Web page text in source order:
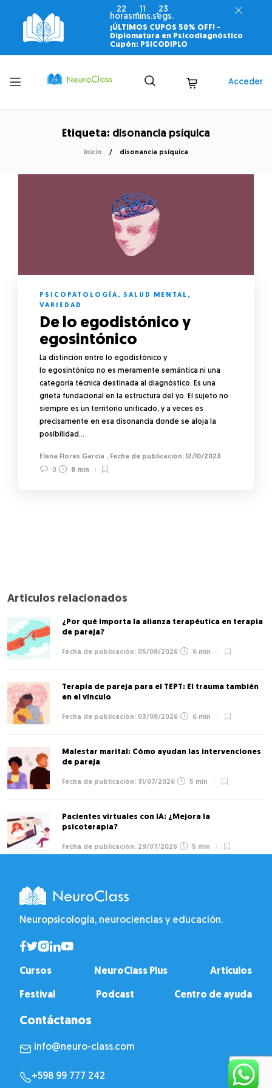
22
horas
11
mins.
23
segs.
¡ÚLTIMOS CUPOS 50% OFF! -
Diplomatura en Psicodiagnóstico
Cupón: PSICODIPLO
Toggle
menu
Acceder
Etiqueta: disonancia psíquica
Inicio disonancia psíquica
PSICOPATOLOGÍA, SALUD MENTAL ,
VARIEDAD
De lo egodistónico y
egosintónico
La distinción entre lo egodistónico y
lo egosintónico no es meramente semántica ni una
categoría técnica destinada al diagnóstico. Es una
grieta fundacional en la estructura del yo. El sujeto no
siempre es un territorio unificado, y a veces es
precisamente en esa disonancia donde se aloja la
posibilidad…
Elena Flores García ,
12/10/2023
0
8 min
Artículos relacionados
¿Por qué importa la alianza terapéutica en terapia
de pareja?
05/08/2026 6 min
Terapia de pareja para el TEPT: El trauma también
en el vínculo
03/08/2026 6 min
Malestar marital: Cómo ayudan las intervenciones
de pareja
31/07/2026 5 min
Pacientes virtuales con IA: ¿Mejora la
psicoterapia?
29/07/2026 5 min
Neuropsicología, neurociencias y educación.
Cursos NeuroClass Plus Artículos
Festival Podcast Centro de ayuda
Contáctanos
info@neuro-class.com
+598 99 777 242